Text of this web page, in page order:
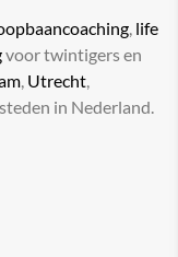
life
voor twintigers en
Utrecht
in Nederland.